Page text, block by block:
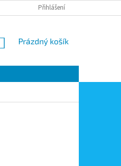
MOJE OBJEDNÁVKA
Přihlášení
NÁKUPNÍ
Prázdný košík